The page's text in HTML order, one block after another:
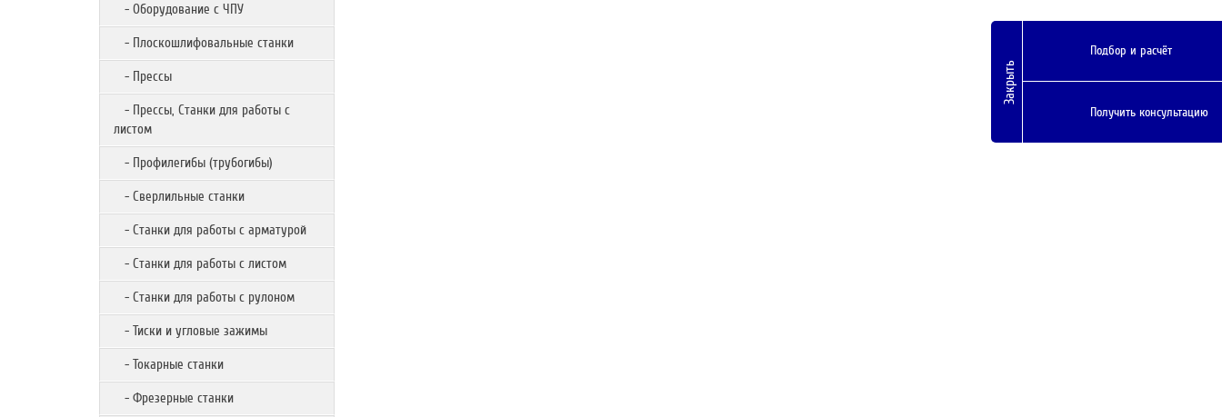
- Оборудование с ЧПУ
- Плоскошлифовальные станки
- Прессы
- Прессы, Станки для работы с
листом
- Профилегибы (трубогибы)
- Сверлильные станки
- Станки для работы с арматурой
- Станки для работы с листом
- Станки для работы с рулоном
- Тиски и угловые зажимы
- Токарные станки
- Фрезерные станки
Закрыть
Подбор и расчёт
Получить консультацию